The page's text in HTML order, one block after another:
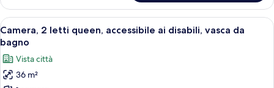
ai
disabili,
vasca
da
bagno
1
letto
king
con
divano
letto,
accessibile
ai
Apri
tutte
le
foto
per
Camera d'albergo con divano, due
11
Camera, 2 letti queen, accessibile ai disabili, vasca da
bagno
Vista città
36 m²